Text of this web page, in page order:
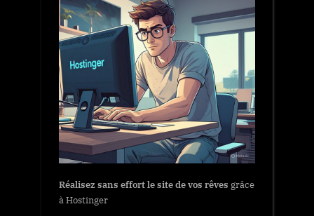
Réalisez sans effort le site de vos rêves grâce
à Hostinger